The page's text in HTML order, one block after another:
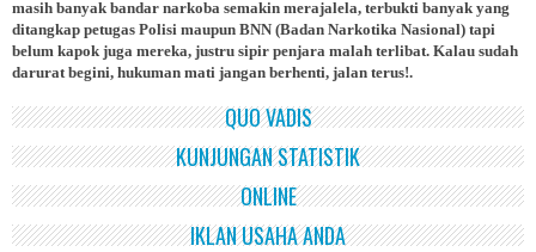
masih banyak bandar narkoba semakin merajalela, terbukti banyak yang
ditangkap petugas Polisi maupun BNN (Badan Narkotika Nasional) tapi
belum kapok juga mereka, justru sipir penjara malah terlibat. Kalau sudah
darurat begini, hukuman mati jangan berhenti, jalan terus!.
QUO VADIS
KUNJUNGAN STATISTIK
ONLINE
IKLAN USAHA ANDA